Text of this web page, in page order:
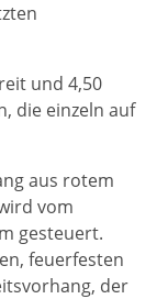
und 4,50
die einzeln auf
aus rotem
vom
gesteuert.
feuerfesten
der